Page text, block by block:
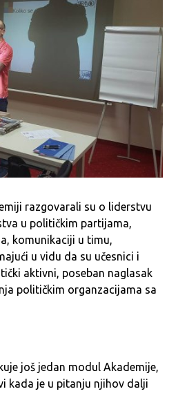
razgovarali su o liderstvu
u političkim partijama,
komunikaciji u timu,
u vidu da su učesnici i
aktivni, poseban naglasak
političkim organzacijama sa
još jedan modul Akademije,
kada je u pitanju njihov dalji